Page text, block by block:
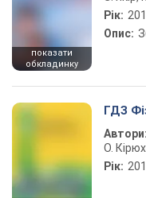
показати
обкладинку
Рік:
Опис:
ГДЗ
Автори:
О.
Рік: